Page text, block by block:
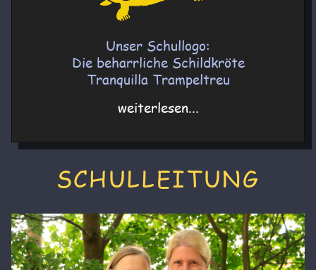
Unser Schullogo:
Die beharrliche Schildkröte
Tranquilla Trampeltreu
weiterlesen...
SCHULLEITUNG